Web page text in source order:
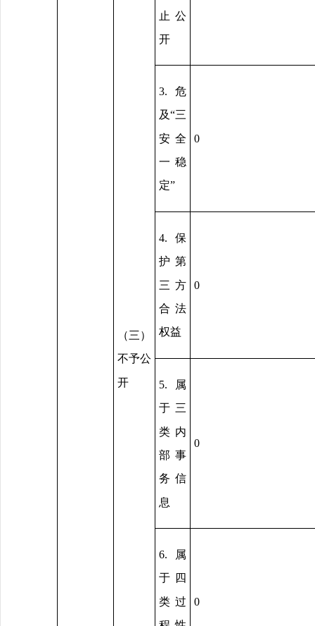
（三）
不予公
开
止公
开
3.危
及“三
安全
一稳
定”
0
4.保
护第
三方
合法
权益
0
5.属
于三
类内
部事
务信
息
0
6.属
于四
类过
0